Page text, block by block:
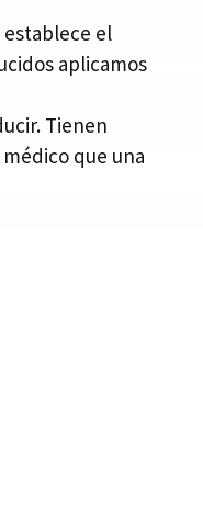
el
aplicamos
Tienen
que una